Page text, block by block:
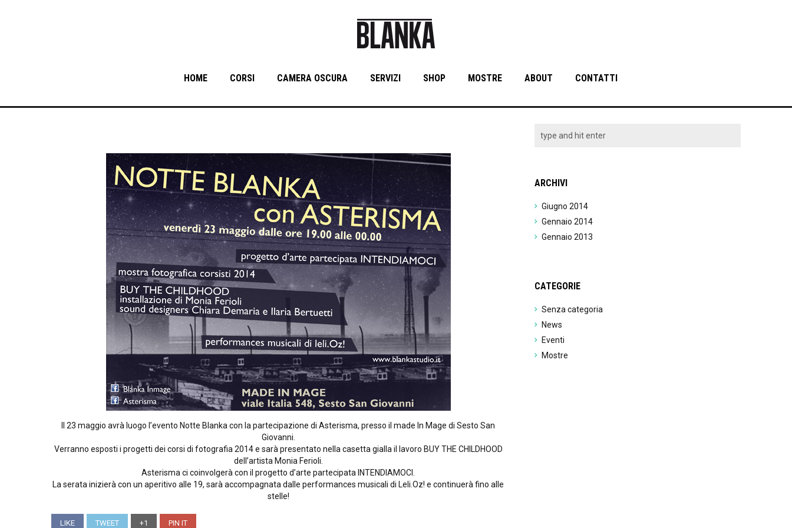
HOME CORSI CAMERA OSCURA SERVIZI SHOP MOSTRE ABOUT CONTATTI
Il 23 maggio avrà luogo l’evento Notte Blanka con la partecipazione di Asterisma, presso il made In Mage di Sesto San
Giovanni.
Verranno esposti i progetti dei corsi di fotografia 2014 e sarà presentato nella casetta gialla il lavoro BUY THE CHILDHOOD
dell’artista Monia Ferioli.
Asterisma ci coinvolgerà con il progetto d’arte partecipata INTENDIAMOCI.
La serata inizierà con un aperitivo alle 19, sarà accompagnata dalle performances musicali di Leli.Oz! e continuerà fino alle
stelle!
LIKE TWEET +1 PIN IT
ARCHIVI
Giugno 2014
Gennaio 2014
Gennaio 2013
CATEGORIE
Senza categoria
News
Eventi
Mostre